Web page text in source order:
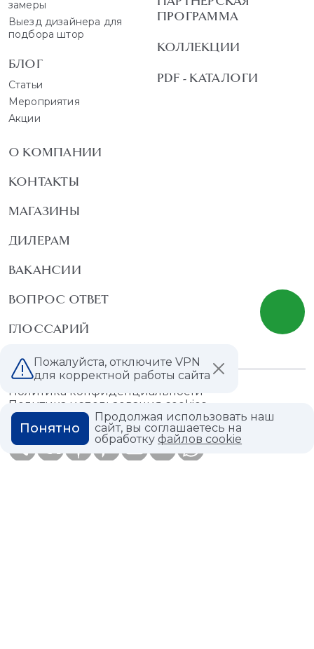
замеры
Выезд дизайнера для
подбора штор
БЛОГ
Статьи
Мероприятия
Акции
ПРОГРАММА
КОЛЛЕКЦИИ
PDF - КАТАЛОГИ
О КОМПАНИИ
КОНТАКТЫ
МАГАЗИНЫ
ДИЛЕРАМ
ВАКАНСИИ
ВОПРОС ОТВЕТ
ГЛОССАРИЙ
Политика конфиденциальности
Политика использования cookies
Пожалуйста, отключите VPN
для корректной работы сайта
Продолжая использовать наш
сайт, вы соглашаетесь на
обработкуфайлов cookie
Понятно